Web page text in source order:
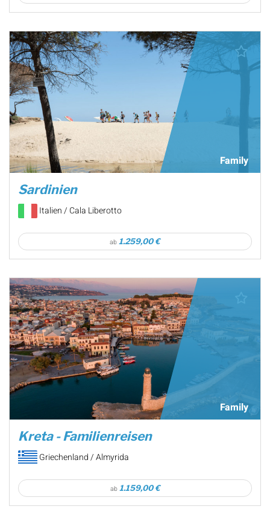
Family
Sardinien
Italien / Cala Liberotto
ab 1.259,00 €
Family
Kreta - Familienreisen
Griechenland / Almyrida
ab 1.159,00 €